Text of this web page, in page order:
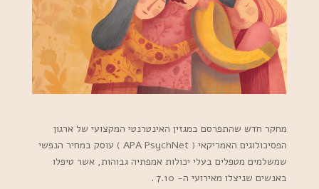
מחקר חדש שהתפרסם במגזין האינטרנטי המקצועי של ארגון
הפסיכולוגים האמריקאי ( APA PsychNet ) עוסק במחיר הנפשי
שמשלמים מטפלים בעלי יכולות אמפתיה גבוהות, אשר טיפלו
באנשים שניצלו מאירועי ה- 7.10 .